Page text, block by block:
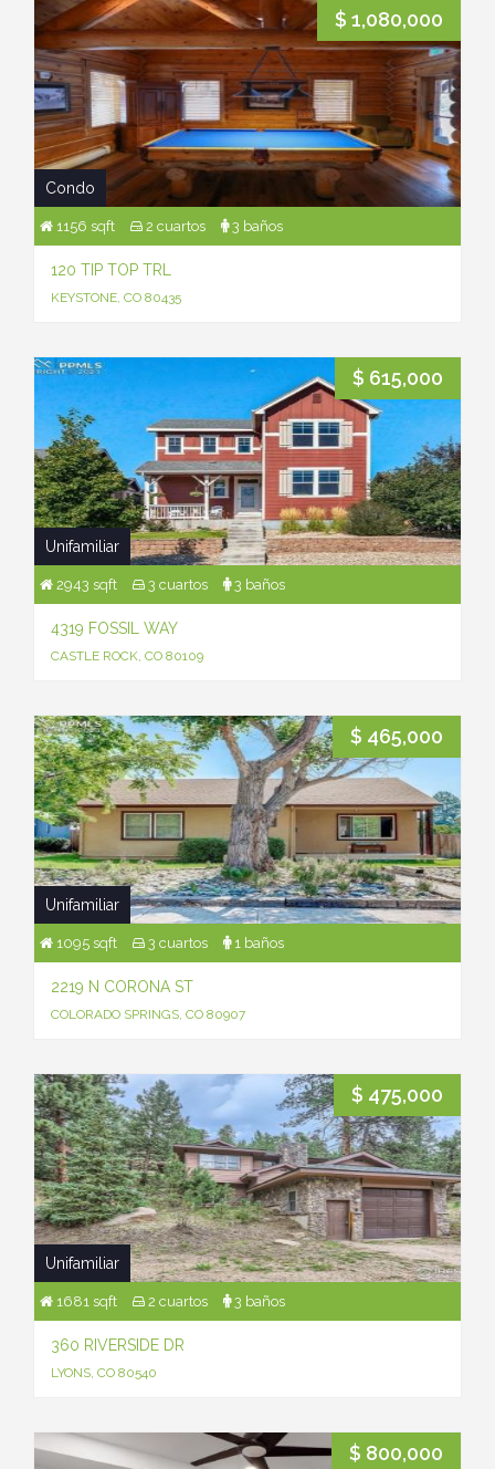
$ 1,080,000
Condo
1156 sqft 2 cuartos 3 baños
120 TIP TOP TRL
KEYSTONE, CO 80435
$ 615,000
Unifamiliar
2943 sqft 3 cuartos 3 baños
4319 FOSSIL WAY
CASTLE ROCK, CO 80109
$ 465,000
Unifamiliar
1095 sqft 3 cuartos 1 baños
2219 N CORONA ST
COLORADO SPRINGS, CO 80907
$ 475,000
Unifamiliar
1681 sqft 2 cuartos 3 baños
360 RIVERSIDE DR
LYONS, CO 80540
$ 800,000